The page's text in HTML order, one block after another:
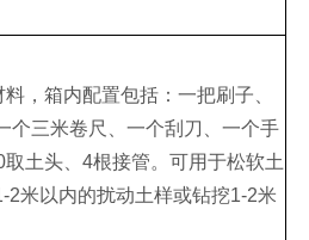
，箱内配置包括：一把刷子、
个三米卷尺、一个刮刀、一个手
土头、4根接管。可用于松软土
2米以内的扰动土样或钻挖1-2米